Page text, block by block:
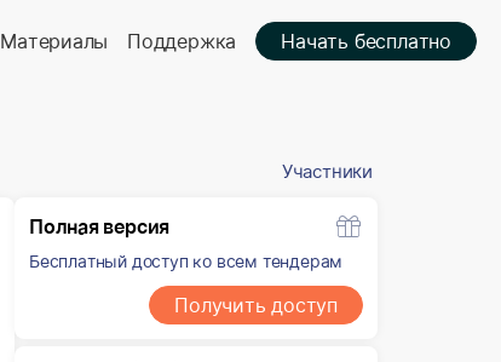
Материалы Поддержка Начать бесплатно
Участники
Полная версия
Бесплатный доступ ко всем тендерам
Получить доступ